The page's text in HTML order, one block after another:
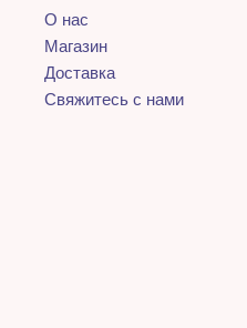
О нас
Магазин
Доставка
Свяжитесь с нами